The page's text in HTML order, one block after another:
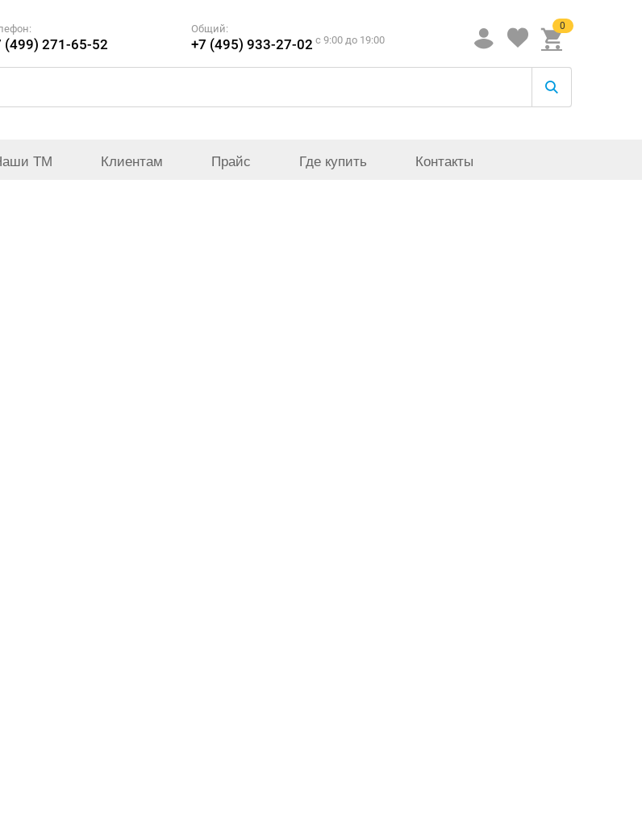
(499) 271-65-52
Общий:
+7 (495) 933-27-02 c 9:00 до 19:00
0
ТМ Клиентам Прайс Где купить Контакты